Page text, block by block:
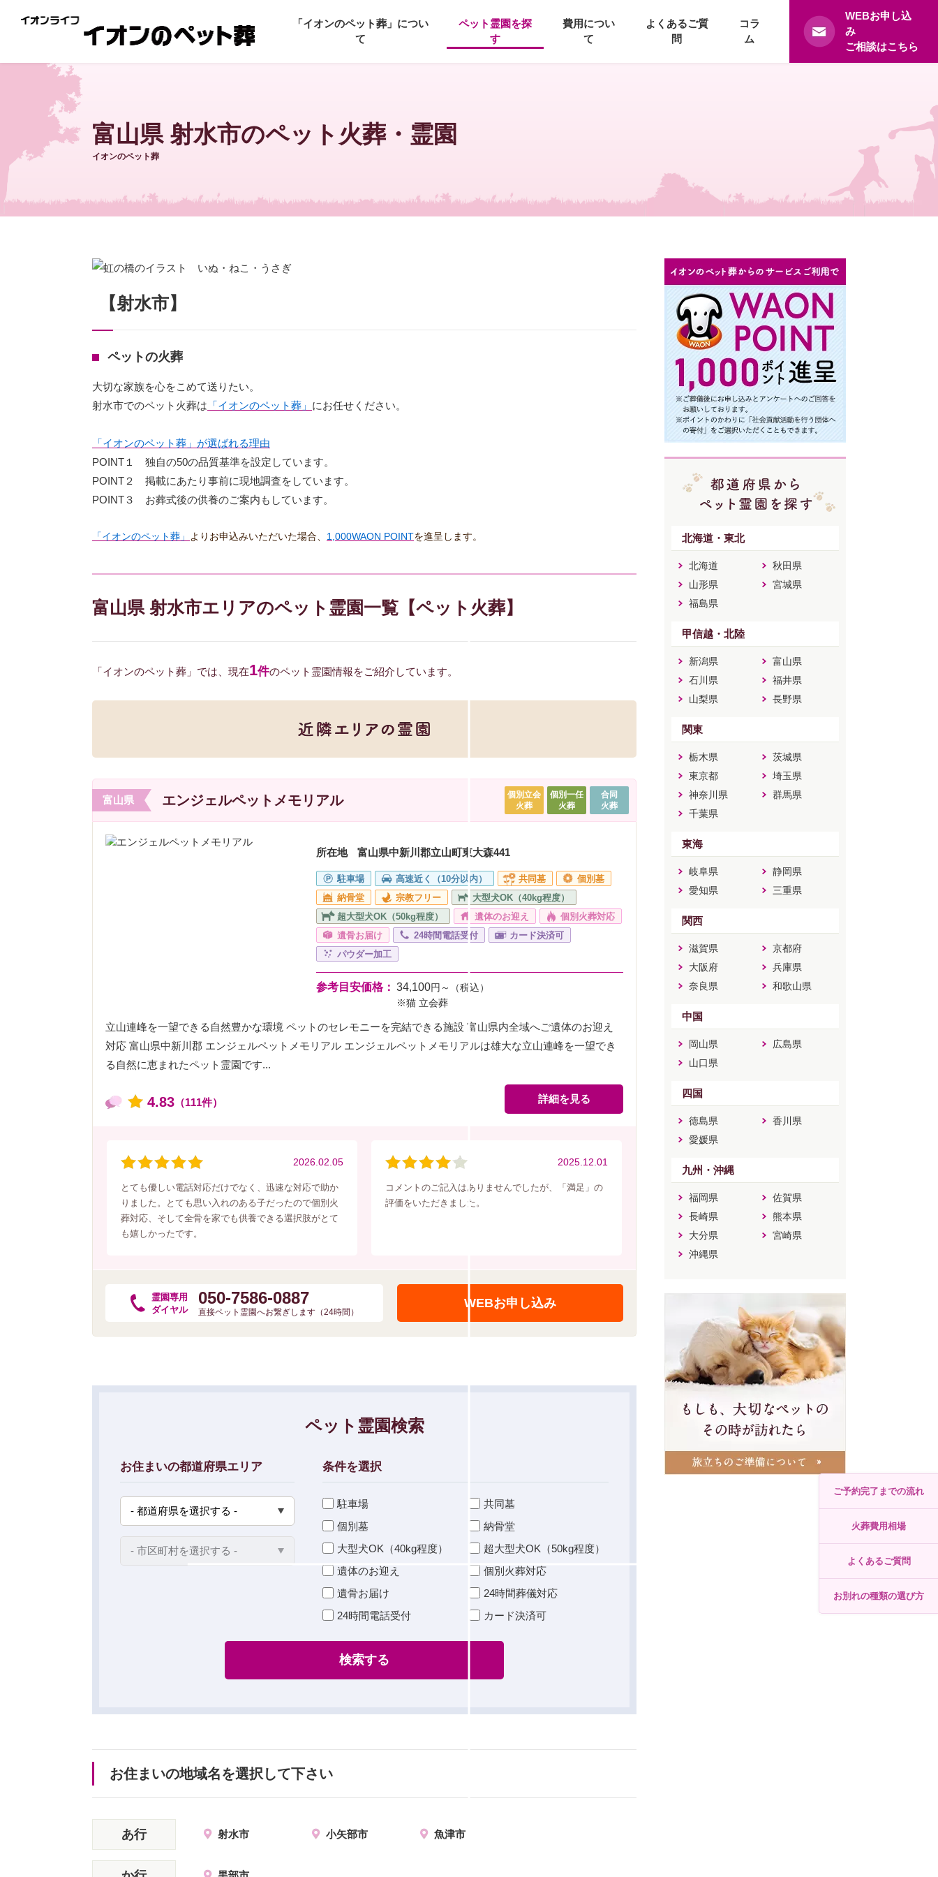
「イオンのペット葬」につい
て
ペット霊園を探
す
費用につい
て
よくあるご質
問
コラ
ム
WEBお申し込
み
ご相談はこちら
ご予約完了までの流れ
火葬費用相場
よくあるご質問
お別れの種類の選び方
富山県 射水市のペット火葬・霊園
イオンのペット葬
【射水市】
ペットの火葬
大切な家族を心をこめて送りたい。
射水市でのペット火葬は 「イオンのペット葬」 にお任せください。
「イオンのペット葬」が選ばれる理由
POINT１ 独自の50の品質基準を設定しています。
POINT２ 掲載にあたり事前に現地調査をしています。
POINT３ お葬式後の供養のご案内もしています。
「イオンのペット葬」 よりお申込みいただいた場合、 1,000WAON POINTを進呈します。
富山県 射水市エリアのペット霊園一覧【ペット火葬】
「イオンのペット葬」では、現在1件のペット霊園情報をご紹介しています。
富山県 エンジェルペットメモリアル
個別立会
火葬
個別一任
火葬
合同
火葬
所在地 富山県中新川郡立山町東大森441
駐車場 高速近く（10分以内） 共同墓
個別墓
納骨堂
宗教フリー
大型犬OK（40kg程度）
超大型犬OK（50kg程度）
遺体のお迎え
個別火葬対応
遺骨お届け
24時間電話受付
カード決済可
パウダー加工
参考目安価格： 34,100円～（税込）
※猫 立会葬
立山連峰を一望できる自然豊かな環境 ペットのセレモニーを完結できる施設 富山県内全域へご遺体のお迎え
対応 富山県中新川郡 エンジェルペットメモリアル エンジェルペットメモリアルは雄大な立山連峰を一望でき
る自然に恵まれたペット霊園です...
4.83 （111件） 詳細を見る
2026.02.05
とても優しい電話対応だけでなく、迅速な対応で助か
りました。とても思い入れのある子だったので個別火
葬対応、そして全骨を家でも供養できる選択肢がとて
も嬉しかったです。
2025.12.01
コメントのご記入はありませんでしたが、「満足」の
評価をいただきました。
霊園専用
ダイヤル
050-7586-0887
直接ペット霊園へお繋ぎします（24時間）
WEBお申し込み
ペット霊園検索
お住まいの都道府県エリア 条件を選択
駐車場
共同墓
個別墓
納骨堂
大型犬OK（40kg程度）
超大型犬OK（50kg程度）
遺体のお迎え
個別火葬対応
遺骨お届け
24時間葬儀対応
24時間電話受付
カード決済可
検索する
お住まいの地域名を選択して下さい
あ行 射水市 小矢部市 魚津市
北海道・東北
北海道
秋田県
山形県
宮城県
福島県
甲信越・北陸
新潟県
富山県
石川県
福井県
山梨県
長野県
関東
栃木県
茨城県
東京都
埼玉県
神奈川県
群馬県
千葉県
東海
岐阜県
静岡県
愛知県
三重県
関西
滋賀県
京都府
大阪府
兵庫県
奈良県
和歌山県
中国
岡山県
広島県
山口県
四国
徳島県
香川県
愛媛県
九州・沖縄
福岡県
佐賀県
長崎県
熊本県
大分県
宮崎県
沖縄県